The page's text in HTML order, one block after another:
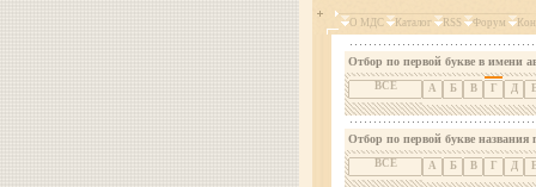
О МДС Каталог RSS Форум
Отбор по первой букве в имени
ВСЕ А Б В Г Д
Отбор по первой букве названия
ВСЕ А Б В Г Д